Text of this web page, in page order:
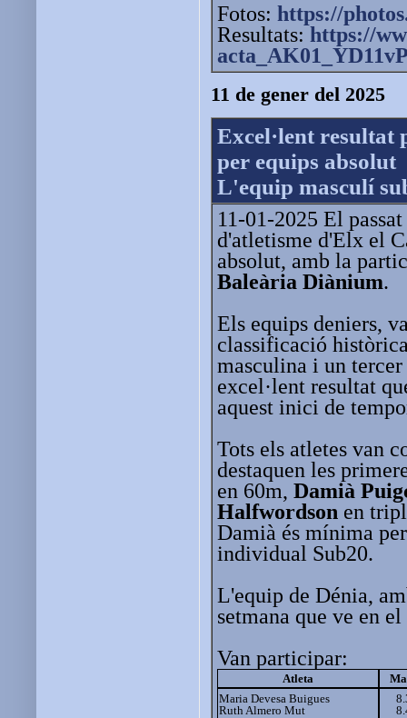
Fotos: https://
Resultats: https://
11 de gener del 2025
Excel·lent
per equips absolut
L'equip masculí
11-01-2025 El
d'atletisme d'Elx el
absolut, amb la
Baleària Diànium.
Els equips deniers,
classificació
masculina i un
excel·lent resultat
aquest inici de
Tots els atletes van
destaquen les
en 60m, Damià
Halfwordson en
Damià és mínima
individual Sub20.
L'equip de Dénia,
setmana que ve en
Van participar:
Atleta
Maria Devesa Buigues
Ruth Almero Mut